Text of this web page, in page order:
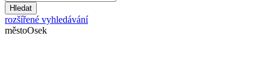
Hledat
rozšířené vyhledávání
městoOsek